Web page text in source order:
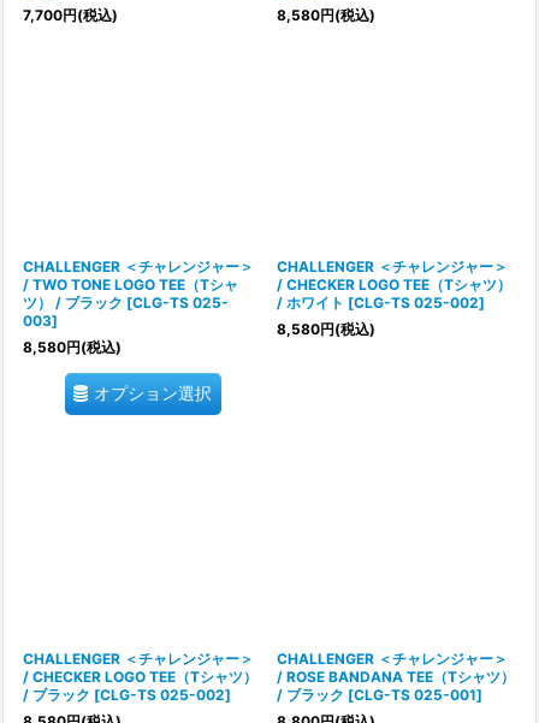
7,700円(税込)
8,580円(税込)
CHALLENGER ＜チャレンジャー＞
/ TWO TONE LOGO TEE（Tシャ
ツ） / ブラック [CLG-TS 025-
003]
8,580円(税込)
オプション選択
CHALLENGER ＜チャレンジャー＞
/ CHECKER LOGO TEE（Tシャツ）
/ ホワイト [CLG-TS 025-002]
8,580円(税込)
CHALLENGER ＜チャレンジャー＞
/ CHECKER LOGO TEE（Tシャツ）
/ ブラック [CLG-TS 025-002]
CHALLENGER ＜チャレンジャー＞
/ ROSE BANDANA TEE（Tシャツ）
/ ブラック [CLG-TS 025-001]